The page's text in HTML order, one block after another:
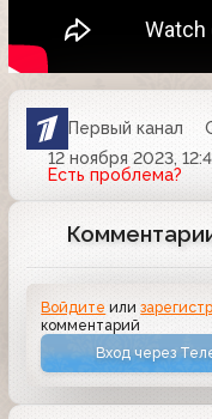
Первый канал
12 ноября 2023,
Есть проблема?
Войдите или
комментарий
Вход через